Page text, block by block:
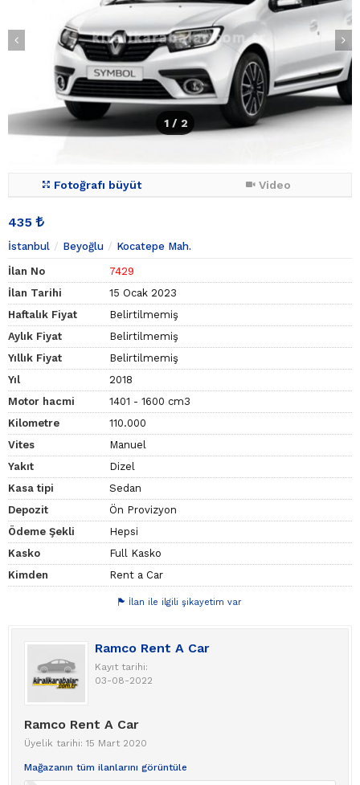
1 / 2
Fotoğrafı büyüt Video
435
İstanbul Beyoğlu Kocatepe Mah.
İlan No
7429
İlan Tarihi
15 Ocak 2023
Haftalık Fiyat
Belirtilmemiş
Aylık Fiyat
Belirtilmemiş
Yıllık Fiyat
Belirtilmemiş
Yıl
2018
Motor hacmi
1401 - 1600 cm3
Kilometre
110.000
Vites
Manuel
Yakıt
Dizel
Kasa tipi
Sedan
Depozit
Ön Provizyon
Ödeme Şekli
Hepsi
Kasko
Full Kasko
Kimden
Rent a Car
İlan ile ilgili şikayetim var
Ramco Rent A Car
Kayıt tarihi:
03-08-2022
Ramco Rent A Car
Üyelik tarihi: 15 Mart 2020
Mağazanın tüm ilanlarını görüntüle